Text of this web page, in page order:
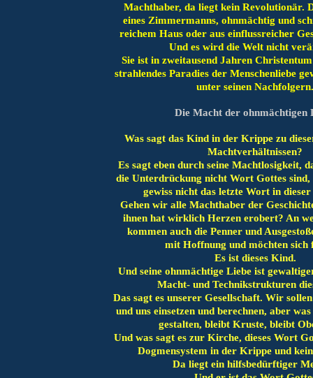
Machthaber, da liegt kein Revolutionär.
eines Zimmermanns, ohnmächtig und
reichem Haus oder aus einflussreicher
Und es wird die Welt nicht
Sie ist in zweitausend Jahren
strahlendes Paradies der Menschenliebe
unter seinen Nachfolgern.
Die Macht der ohnmächtigen
Was sagt das Kind in der Krippe zu
Machtverhältnissen?
Es sagt eben durch seine Machtlosigkeit,
die Unterdrückung nicht Wort Gottes sind,
gewiss nicht das letzte Wort in
Gehen wir alle Machthaber der
ihnen hat wirklich Herzen erobert? An
kommen auch die Penner und
mit Hoffnung und möchten sich
Es ist dieses Kind.
Und seine ohnmächtige Liebe ist
Macht- und Technikstrukturen
Das sagt es unserer Gesellschaft. Wir
und uns einsetzen und berechnen, aber
gestalten, bleibt Kruste, bleibt
Und was sagt es zur Kirche, dieses Wort
Dogmensystem in der Krippe und
Da liegt ein hilfsbedürftiger